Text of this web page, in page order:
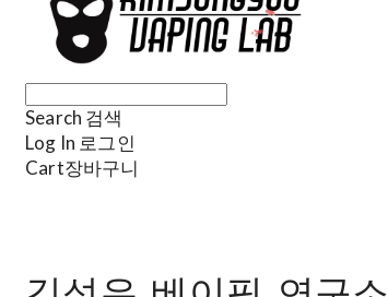
Search 검색
Log In 로그인
Cart장바구니